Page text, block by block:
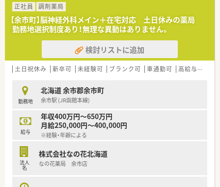
正社員
調剤薬局
【余市町】脳神経外科メイン＋在宅対応 土日休みの薬局
勤務地選択制度あり！無理な異動はありません。
検討リストに追加
土日祝休み 新卒可 未経験可 ブランク可 車通勤可 高給与(600万円以上)
勤務地
北海道 余市郡余市町
余市駅 (JR函館本線)
給与
年収400万円～650万円
月給250,000円～400,000円
※経験・年齢による
法人
名
株式会社なの花北海道
なの花薬局 余市店